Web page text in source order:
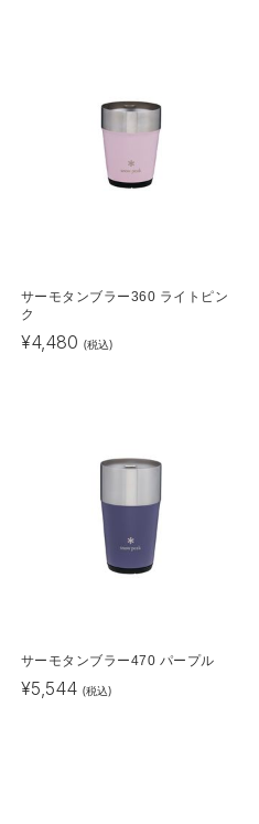
サーモタンブラー360 ライトピン
ク
¥4,480 (税込)
サーモタンブラー470 パープル
¥5,544 (税込)